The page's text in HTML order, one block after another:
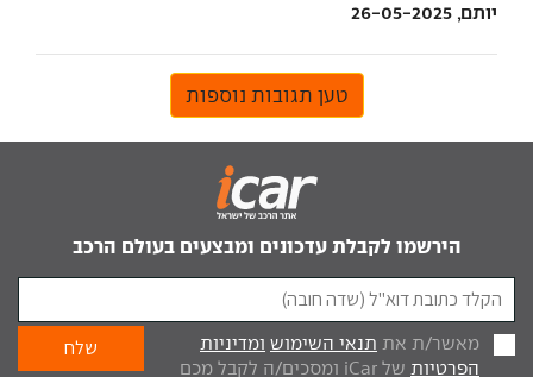
יותם, 26-05-2025
טען תגובות נוספות
הירשמו לקבלת עדכונים ומבצעים בעולם הרכב
מאשר/ת את תנאי השימוש ומדיניות
הפרטיות
של iCar ומסכים/ה לקבל מכם